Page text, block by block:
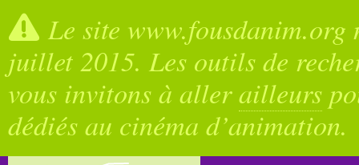
Le site
juillet 2015. Les outils de
vous invitons à allerailleurs
dédiés au cinéma d’animation.